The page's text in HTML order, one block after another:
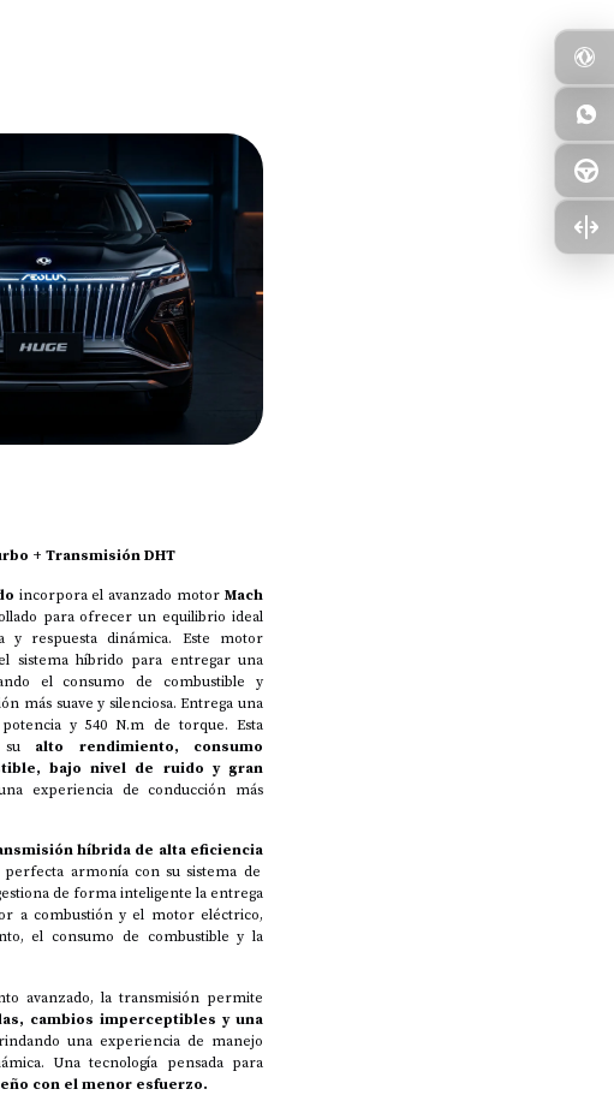
+ Transmisión DHT
incorpora el avanzado motor Mach
para ofrecer un equilibrio ideal
y respuesta dinámica. Este motor
sistema híbrido para entregar una
el consumo de combustible y
más suave y silenciosa. Entrega una
y 540 N.m de torque. Esta
su alto rendimiento, consumo
bajo nivel de ruido y gran
experiencia de conducción más
híbrida de alta eficiencia
armonía con su sistema de
de forma inteligente la entrega
a combustión y el motor eléctrico,
el consumo de combustible y la
avanzado, la transmisión permite
cambios imperceptibles y una
una experiencia de manejo
Una tecnología pensada para
con el menor esfuerzo.